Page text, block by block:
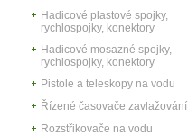
Hadicové plastové spojky,
rychlospojky, konektory
Hadicové mosazné spojky,
rychlospojky, konektory
Pistole a teleskopy na vodu
Řízené časovače zavlažování
Rozstřikovače na vodu